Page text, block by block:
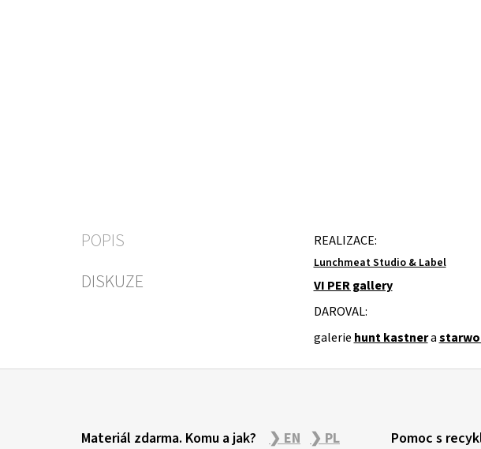
POPIS
DISKUZE
REALIZACE:
Lunchmeat Studio & Label
VI PER gallery
DAROVAL:
galerie hunt kastnera
Materiál zdarma. Komu a jak? ❯ EN ❯ PL Pomoc s